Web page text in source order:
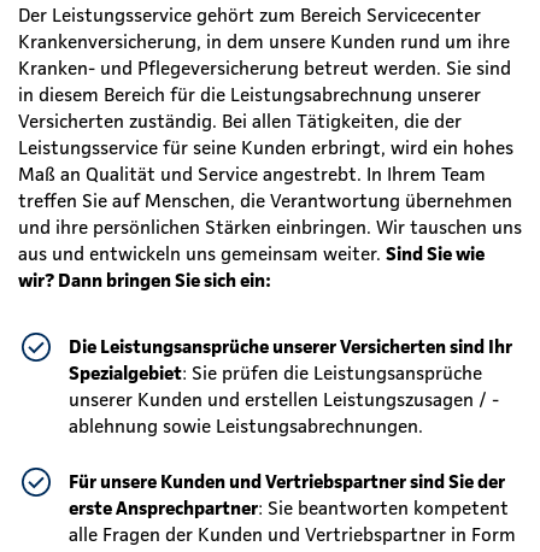
Der Leistungsservice gehört zum Bereich Servicecenter
Krankenversicherung, in dem unsere Kunden rund um ihre
Kranken- und Pflegeversicherung betreut werden. Sie sind
in diesem Bereich für die Leistungsabrechnung unserer
Versicherten zuständig. Bei allen Tätigkeiten, die der
Leistungsservice für seine Kunden erbringt, wird ein hohes
Maß an Qualität und Service angestrebt. In Ihrem Team
treffen Sie auf Menschen, die Verantwortung übernehmen
und ihre persönlichen Stärken einbringen. Wir tauschen uns
aus und entwickeln uns gemeinsam weiter. Sind Sie wie
wir? Dann bringen Sie sich ein:
Die Leistungsansprüche unserer Versicherten sind Ihr
Spezialgebiet: Sie prüfen die Leistungsansprüche
unserer Kunden und erstellen Leistungszusagen / -
ablehnung sowie Leistungsabrechnungen.
Für unsere Kunden und Vertriebspartner sind Sie der
erste Ansprechpartner: Sie beantworten kompetent
alle Fragen der Kunden und Vertriebspartner in Form